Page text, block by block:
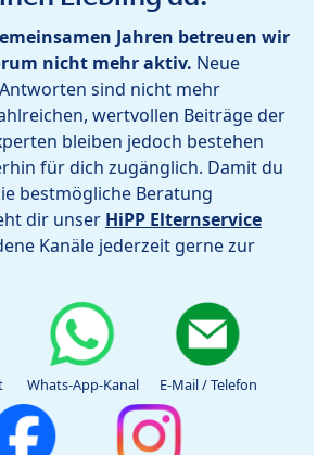
Jahren betreuen wir
nicht mehr aktiv. Neue
sind nicht mehr
wertvollen Beiträge der
bleiben jedoch bestehen
für dich zugänglich. Damit du
bestmögliche Beratung
dir unser HiPP Elternservice
Kanäle jederzeit gerne zur
Whats-App-Kanal E-Mail / Telefon